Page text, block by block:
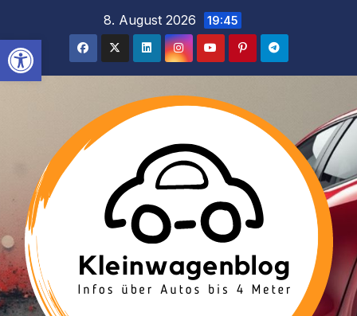
Werkzeugleiste öffnen
springen
8. August 2026 19:45